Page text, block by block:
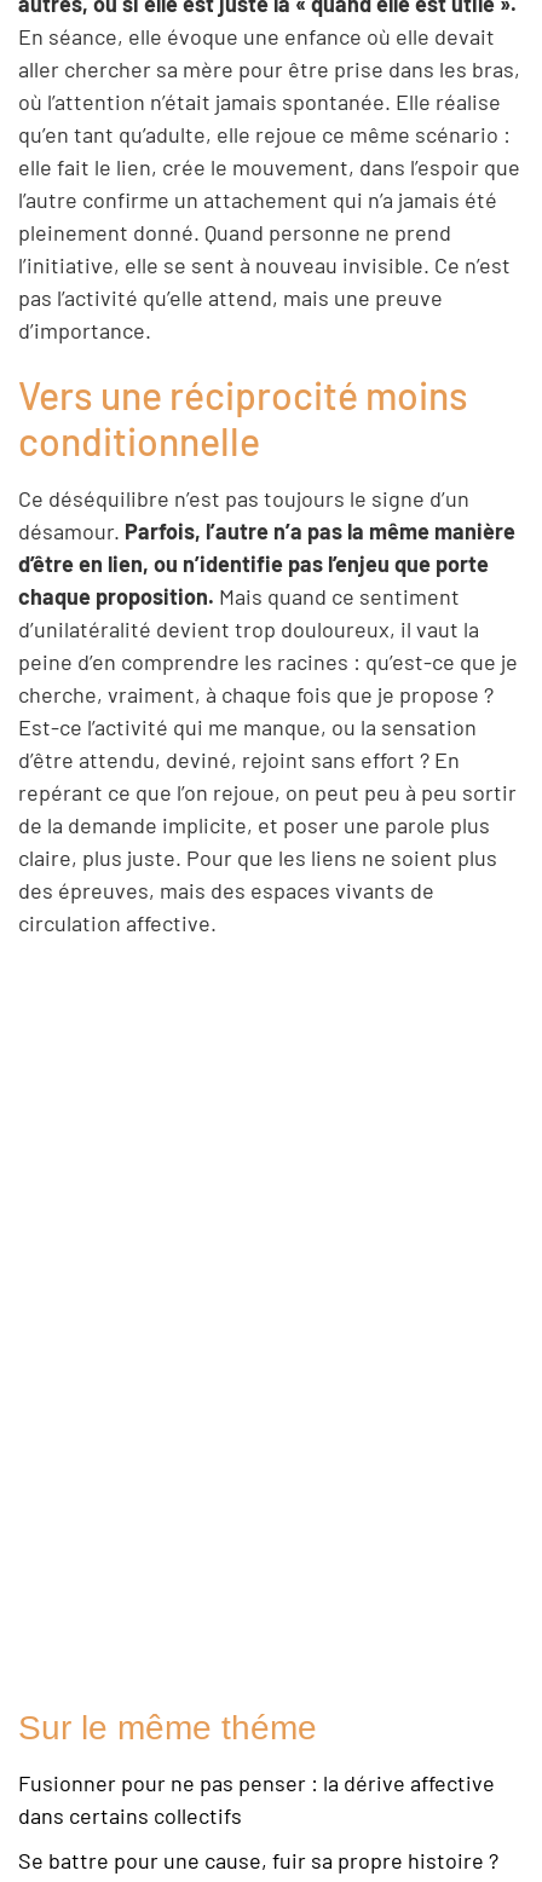
En séance, elle évoque une enfance où elle devait
aller chercher sa mère pour être prise dans les bras,
où l’attention n’était jamais spontanée. Elle réalise
qu’en tant qu’adulte, elle rejoue ce même scénario :
elle fait le lien, crée le mouvement, dans l’espoir que
l’autre confirme un attachement qui n’a jamais été
pleinement donné. Quand personne ne prend
l’initiative, elle se sent à nouveau invisible. Ce n’est
pas l’activité qu’elle attend, mais une preuve
d’importance.
Vers une réciprocité moins
conditionnelle
Ce déséquilibre n’est pas toujours le signe d’un
désamour. Parfois, l’autre n’a pas la même manière
d’être en lien, ou n’identifie pas l’enjeu que porte
chaque proposition. Mais quand ce sentiment
d’unilatéralité devient trop douloureux, il vaut la
peine d’en comprendre les racines : qu’est-ce que je
cherche, vraiment, à chaque fois que je propose ?
Est-ce l’activité qui me manque, ou la sensation
d’être attendu, deviné, rejoint sans effort ? En
repérant ce que l’on rejoue, on peut peu à peu sortir
de la demande implicite, et poser une parole plus
claire, plus juste. Pour que les liens ne soient plus
des épreuves, mais des espaces vivants de
circulation affective.
Sur le même théme
Fusionner pour ne pas penser : la dérive affective
dans certains collectifs
Se battre pour une cause, fuir sa propre histoire ?